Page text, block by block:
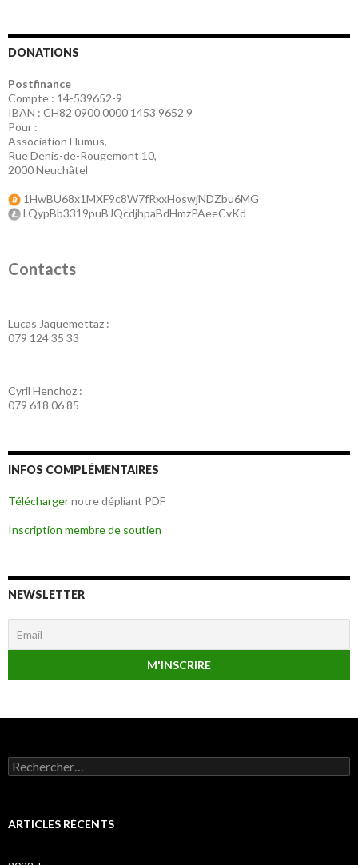
DONATIONS
Postfinance
Compte : 14-539652-9
IBAN : CH82 0900 0000 1453 9652 9
Pour :
Association Humus,
Rue Denis-de-Rougemont 10,
2000 Neuchâtel
1HwBU68x1MXF9c8W7fRxxHoswjNDZbu6MG
LQypBb3319puBJQcdjhpaBdHmzPAeeCvKd
Contacts
Lucas Jaquemettaz :
079 124 35 33
Cyril Henchoz :
079 618 06 85
INFOS COMPLÉMENTAIRES
Téléchargernotre dépliant PDF
Inscription membre de soutien
NEWSLETTER
Rechercher :
ARTICLES RÉCENTS